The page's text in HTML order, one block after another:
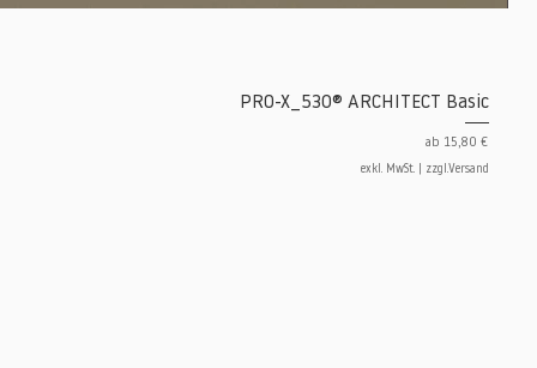
PRO-X_530® ARCHITECT Basic
ab 15,80 €
Sale-Preis
exkl. MwSt. zzgl.Versand